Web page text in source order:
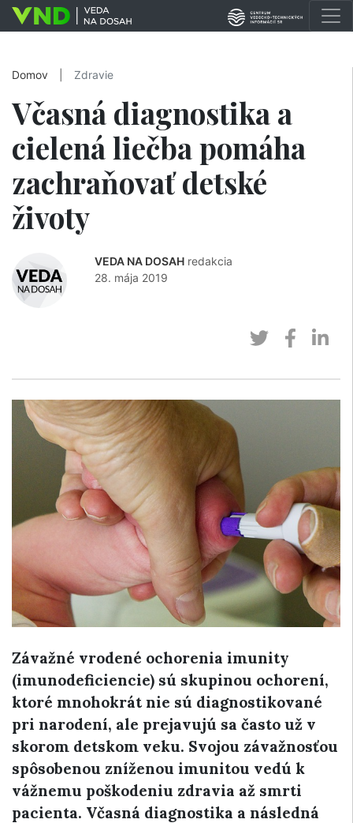
Domov Zdravie
Včasná diagnostika a
cielená liečba pomáha
zachraňovať detské
životy
VEDA NA DOSAH redakcia
28. mája 2019
Závažné vrodené ochorenia imunity
(imunodeficiencie) sú skupinou ochorení,
ktoré mnohokrát nie sú diagnostikované
pri narodení, ale prejavujú sa často už v
skorom detskom veku. Svojou závažnosťou
spôsobenou zníženou imunitou vedú k
vážnemu poškodeniu zdravia až smrti
pacienta. Včasná diagnostika a následná